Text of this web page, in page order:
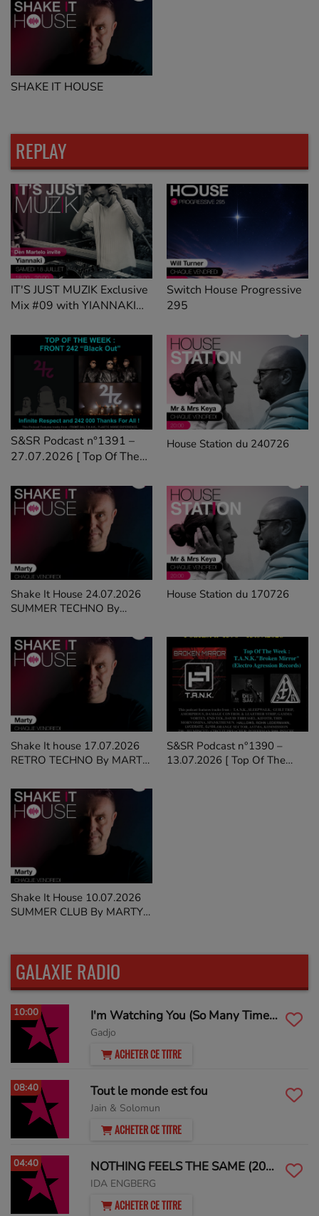
SHAKE IT HOUSE
REPLAY
IT'S JUST MUZIK Exclusive
Mix #09 with YIANNAKI
Switch House Progressive
295
S&SR Podcast n°1391 –
27.07.2026 [ Top Of The
Out »]
House Station du 240726
Shake It House 24.07.2026
SUMMER TECHNO By
GALAXIERADIO
House Station du 170726
Shake It house 17.07.2026
RETRO TECHNO By MARTY
Galaxieradio
S&SR Podcast n°1390 –
13.07.2026 [ Top Of The
Shake It House 10.07.2026
SUMMER CLUB By MARTY
GALAXIE RADIO
10:00 I'm Watching You (So Many Times) (Sean Finn Remix)
Gadjo
ACHETER CE TITRE
08:40 Tout le monde est fou
Jain & Solomun
ACHETER CE TITRE
04:40 NOTHING FEELS THE SAME (2025)
IDA ENGBERG
ACHETER CE TITRE